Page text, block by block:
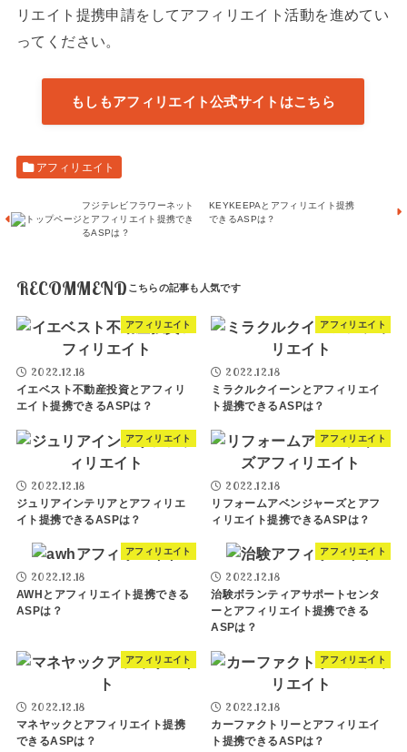
リエイト提携申請をしてアフィリエイト活動を進めてい
ってください。
もしもアフィリエイト公式サイトはこちら
アフィリエイト
フジテレビフラワーネット
とアフィリエイト提携でき
るASPは？
KEYKEEPAとアフィリエイト提携
できるASPは？
RECOMMEND
アフィリエイト
2022.12.18
イエベスト不動産投資とアフィリ
エイト提携できるASPは？
アフィリエイト
2022.12.18
ミラクルクイーンとアフィリエイ
ト提携できるASPは？
アフィリエイト
2022.12.18
ジュリアインテリアとアフィリエ
イト提携できるASPは？
アフィリエイト
2022.12.18
リフォームアベンジャーズとアフ
ィリエイト提携できるASPは？
アフィリエイト
2022.12.18
AWHとアフィリエイト提携できる
ASPは？
アフィリエイト
2022.12.18
治験ボランティアサポートセンタ
ーとアフィリエイト提携できる
ASPは？
アフィリエイト
2022.12.18
マネヤックとアフィリエイト提携
できるASPは？
アフィリエイト
2022.12.18
カーファクトリーとアフィリエイ
ト提携できるASPは？